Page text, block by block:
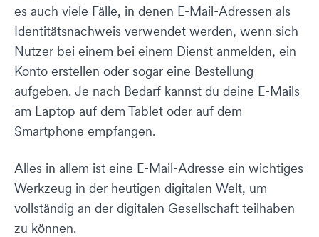
es auch viele Fälle, in denen E-Mail-Adressen als
Identitätsnachweis verwendet werden, wenn sich
Nutzer bei einem bei einem Dienst anmelden, ein
Konto erstellen oder sogar eine Bestellung
aufgeben. Je nach Bedarf kannst du deine E-Mails
am Laptop auf dem Tablet oder auf dem
Smartphone empfangen.
Alles in allem ist eine E-Mail-Adresse ein wichtiges
Werkzeug in der heutigen digitalen Welt, um
vollständig an der digitalen Gesellschaft teilhaben
zu können.